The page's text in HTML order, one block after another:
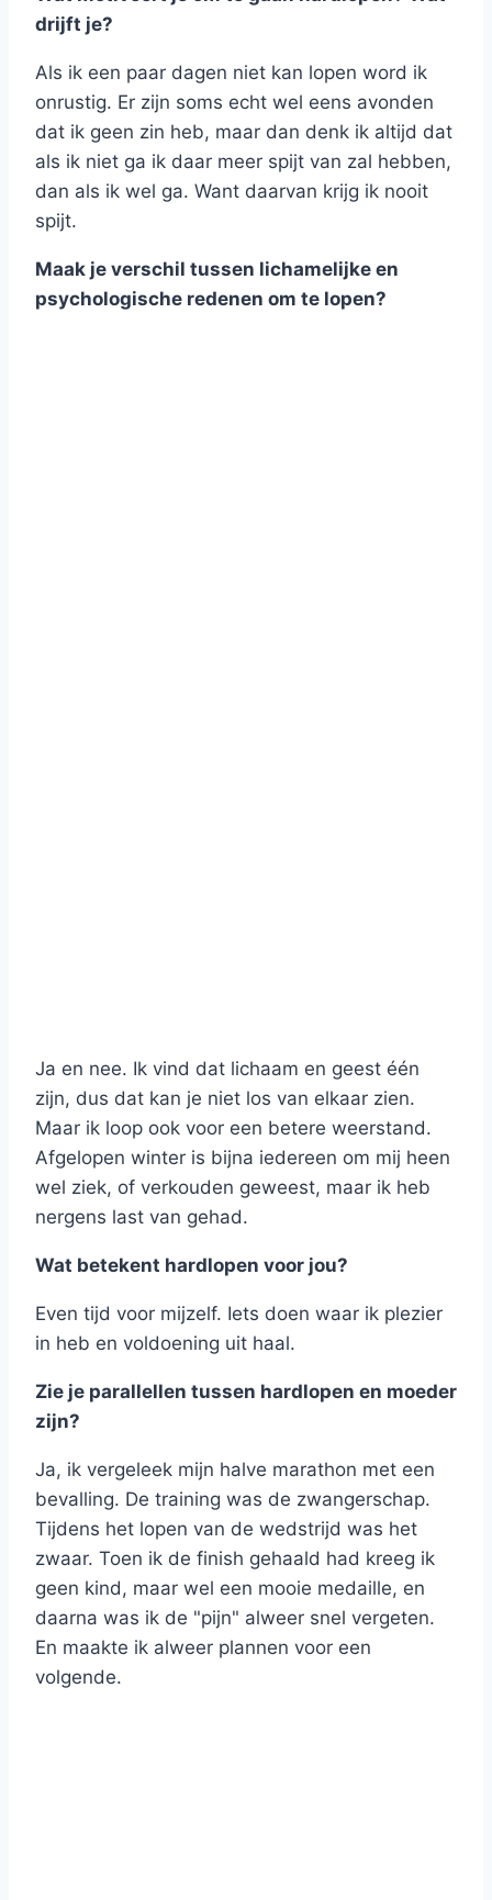
drijft je?
Als ik een paar dagen niet kan lopen word ik
onrustig. Er zijn soms echt wel eens avonden
dat ik geen zin heb, maar dan denk ik altijd dat
als ik niet ga ik daar meer spijt van zal hebben,
dan als ik wel ga. Want daarvan krijg ik nooit
spijt.
Maak je verschil tussen lichamelijke en
psychologische redenen om te lopen?
Ja en nee. Ik vind dat lichaam en geest één
zijn, dus dat kan je niet los van elkaar zien.
Maar ik loop ook voor een betere weerstand.
Afgelopen winter is bijna iedereen om mij heen
wel ziek, of verkouden geweest, maar ik heb
nergens last van gehad.
Wat betekent hardlopen voor jou?
Even tijd voor mijzelf. Iets doen waar ik plezier
in heb en voldoening uit haal.
Zie je parallellen tussen hardlopen en moeder
zijn?
Ja, ik vergeleek mijn halve marathon met een
bevalling. De training was de zwangerschap.
Tijdens het lopen van de wedstrijd was het
zwaar. Toen ik de finish gehaald had kreeg ik
geen kind, maar wel een mooie medaille, en
daarna was ik de "pijn" alweer snel vergeten.
En maakte ik alweer plannen voor een
volgende.